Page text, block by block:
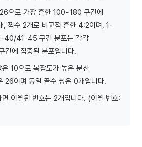
으로 가장 흔한 100~180 구간에
, 짝수 2개로 비교적 흔한 4:2이며, 1-
40/41-45 구간 분포는 각각
간에 집중된 분포입니다.
10으로 복잡도가 높은 분산
26이며 동일 끝수 쌍은 0개입니다.
이월된 번호는 2개입니다. (이월 번호: